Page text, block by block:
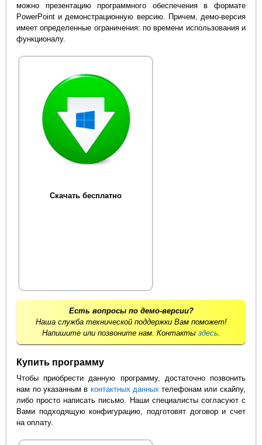
можно презентацию программного обеспечения в формате
PowerPoint и демонстрационную версию. Причем, демо-версия
имеет определенные ограничения: по времени использования и
функционалу.
Скачать бесплатно
Есть вопросы по демо-версии?
Наша служба технической поддержки Вам поможет!
Напишите или позвоните нам. Контакты здесь.
Купить программу
Чтобы приобрести данную программу, достаточно позвонить
нам по указанным в контактных данных телефонам или скайпу,
либо просто написать письмо. Наши специалисты согласуют с
Вами подходящую конфигурацию, подготовят договор и счет
на оплату.